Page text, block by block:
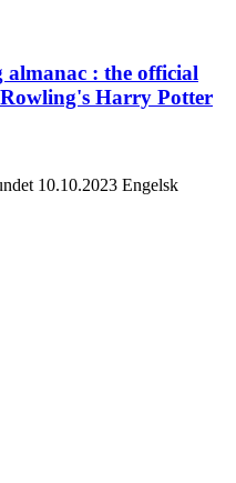
: the official
Harry Potter
10.10.2023 Engelsk